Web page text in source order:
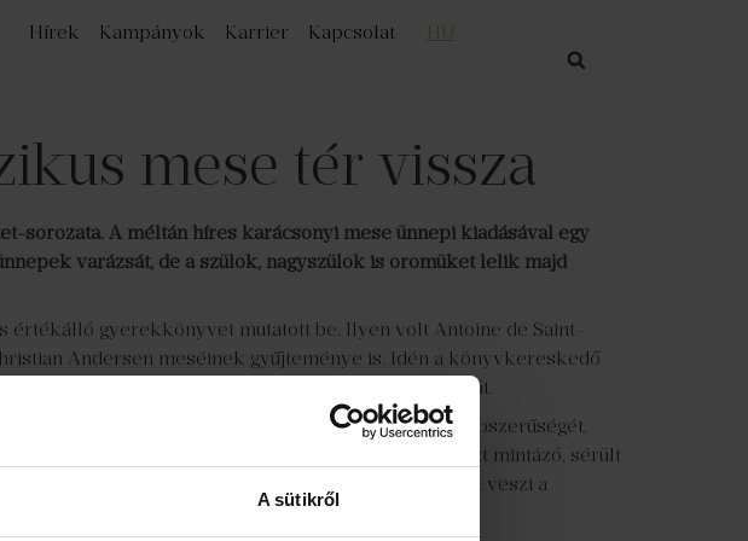
A sütikről
Hírek Kampányok Karrier Kapcsolat HU
mese tér vissza
sorozata. A méltán híres karácsonyi mese ünnepi kiadásával egy
varázsát, de a szülők, nagyszülők is örömüket lelik majd
gyerekkönyvet mutatott be. Ilyen volt Antoine de Saint-
Andersen meséinek gyűjteménye is. Idén a könyvkereskedő
című könyvével bővítik ünnepi könyveik sorát.
Készült belőle film, színdarab, de töretlen népszerűségét,
középpontjában a Kis Marika és egy vitézt mintázó, sérült
lakó babasereg életre kel, és ezzel kezdetét veszi a
csodálatos tájait.